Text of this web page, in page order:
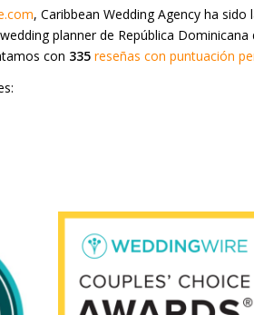
, Caribbean Wedding Agency ha sido
planner de República Dominicana
con 335 reseñas con puntuación